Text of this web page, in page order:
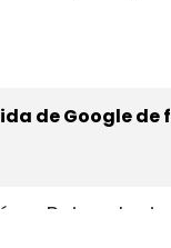
de Google
Bajos el